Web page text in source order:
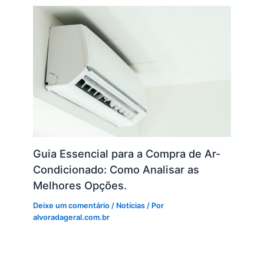
Guia Essencial para a Compra de Ar-
Condicionado: Como Analisar as
Melhores Opções.
Deixe um comentário / Notícias / Por
alvoradageral.com.br